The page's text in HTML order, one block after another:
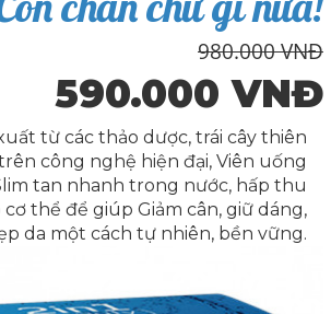
980.000 VNĐ
590.000 VNĐ
từ các thảo dược, trái cây thiên
công nghệ hiện đại, Viên uống
tan nhanh trong nước, hấp thu
cơ thể để giúp Giảm cân, giữ dáng,
da một cách tự nhiên, bền vững.